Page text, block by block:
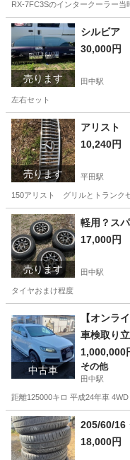
RX-7FC3Sのインタークーラー
長野 上田市 田中駅
売ります
シルビア
30,000円
田中駅
左右セット
長野 東御市 田中駅
売ります
アリスト
10,240円
平田駅
150アリスト グリルとトランク
長野 松本市 平田駅
売ります
軽用？ス
17,000円
田中駅
タイヤおまけ程度
田中駅
中古車
【オンラ
車検取り
1,000,000
その他
田中駅
距離125000キロ 平成24年車
長野 東御市
205/60/16
18,000円